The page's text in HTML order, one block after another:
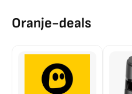
Oranje-deals